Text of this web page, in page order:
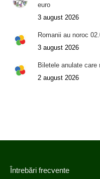
euro
3 august 2026
Romanii au noroc
3 august 2026
Biletele anulate care
2 august 2026
Întrebări frecvente